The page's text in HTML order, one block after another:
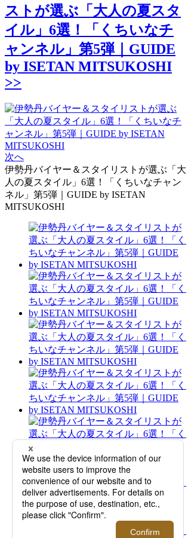
ストが選ぶ「大人の夏スタ
イル」6選！「くちいなチ
ャンネル」第5弾｜GUIDE
by ISETAN MITSUKOSHI
>>
次へ
伊勢丹バイヤー＆スタイリストが選ぶ「大
人の夏スタイル」6選！「くちいなチャン
ネル」第5弾｜GUIDE by ISETAN
MITSUKOSHI